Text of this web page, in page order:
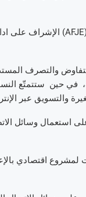
AFJE
) الإشراف على
والتصرف
في حين ستتمتّع
والتسويق عبر
استعمال وسائل
لمشروع اقتصادي